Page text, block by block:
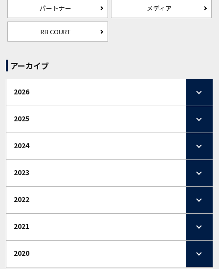
パートナー メディア
RB COURT
アーカイブ
2026
2025
2024
2023
2022
2021
2020